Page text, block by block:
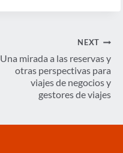
NEXT
Una mirada a las reservas y
otras perspectivas para
viajes de negocios y
gestores de viajes